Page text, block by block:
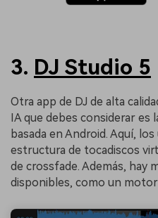
3. DJ Studio 5
Otra app de DJ de alta
IA que debes considerar es
basada en Android. Aquí,
estructura de tocadiscos
de crossfade. Además, hay
disponibles, como un